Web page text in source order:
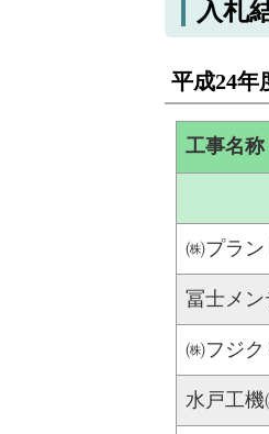
入札
平成24年
工事名
㈱プラン
冨士メ
㈱フジ
水戸工機